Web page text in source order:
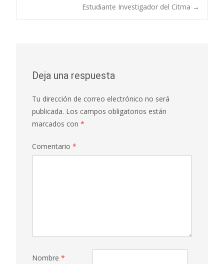
Estudiante Investigador del Citma →
Deja una respuesta
Tu dirección de correo electrónico no será
publicada. Los campos obligatorios están
marcados con *
Comentario *
Nombre *